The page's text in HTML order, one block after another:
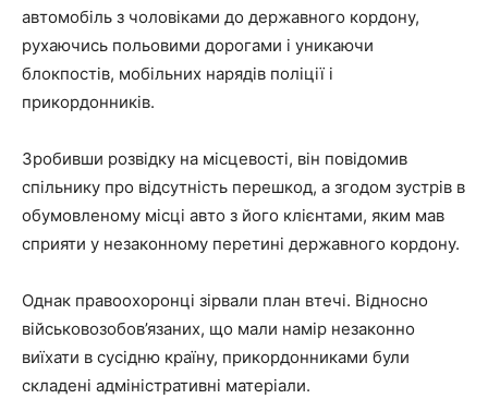
автомобіль з чоловіками до державного кордону,
рухаючись польовими дорогами і уникаючи
блокпостів, мобільних нарядів поліції і
прикордонників.
Зробивши розвідку на місцевості, він повідомив
спільнику про відсутність перешкод, а згодом зустрів в
обумовленому місці авто з його клієнтами, яким мав
сприяти у незаконному перетині державного кордону.
Однак правоохоронці зірвали план втечі. Відносно
військовозобов’язаних, що мали намір незаконно
виїхати в сусідню країну, прикордонниками були
складені адміністративні матеріали.